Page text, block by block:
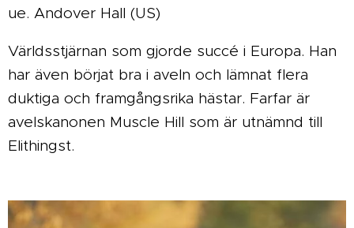
ue. Andover Hall (US)
Världsstjärnan som gjorde succé i Europa. Han
har även börjat bra i aveln och lämnat flera
duktiga och framgångsrika hästar. Farfar är
avelskanonen Muscle Hill som är utnämnd till
Elithingst.